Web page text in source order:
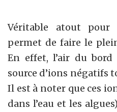
Véritable atout pour
permet de faire le
En effet, l’air du
source d’ions négatifs
Il est à noter que ces
dans l’eau et les